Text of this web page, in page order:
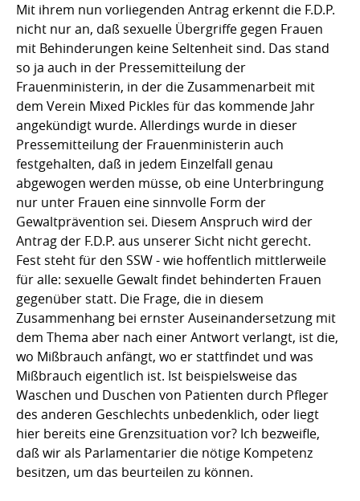
Mit ihrem nun vorliegenden Antrag erkennt die F.D.P.
nicht nur an, daß sexuelle Übergriffe gegen Frauen
mit Behinderungen keine Seltenheit sind. Das stand
so ja auch in der Pressemitteilung der
Frauenministerin, in der die Zusammenarbeit mit
dem Verein Mixed Pickles für das kommende Jahr
angekündigt wurde. Allerdings wurde in dieser
Pressemitteilung der Frauenministerin auch
festgehalten, daß in jedem Einzelfall genau
abgewogen werden müsse, ob eine Unterbringung
nur unter Frauen eine sinnvolle Form der
Gewaltprävention sei. Diesem Anspruch wird der
Antrag der F.D.P. aus unserer Sicht nicht gerecht.
Fest steht für den SSW - wie hoffentlich mittlerweile
für alle: sexuelle Gewalt findet behinderten Frauen
gegenüber statt. Die Frage, die in diesem
Zusammenhang bei ernster Auseinandersetzung mit
dem Thema aber nach einer Antwort verlangt, ist die,
wo Mißbrauch anfängt, wo er stattfindet und was
Mißbrauch eigentlich ist. Ist beispielsweise das
Waschen und Duschen von Patienten durch Pfleger
des anderen Geschlechts unbedenklich, oder liegt
hier bereits eine Grenzsituation vor? Ich bezweifle,
daß wir als Parlamentarier die nötige Kompetenz
besitzen, um das beurteilen zu können.